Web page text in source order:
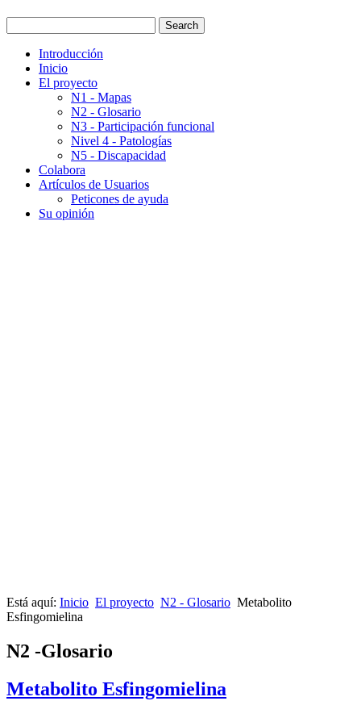
Introducción
Inicio
El proyecto
N1 - Mapas
N2 - Glosario
N3 - Participación funcional
Nivel 4 - Patologías
N5 - Discapacidad
Colabora
Artículos de Usuarios
Peticones de ayuda
Su opinión
Está aquí: Inicio El proyecto N2 - Glosario Metabolito
Esfingomielina
N2 -Glosario
Metabolito Esfingomielina